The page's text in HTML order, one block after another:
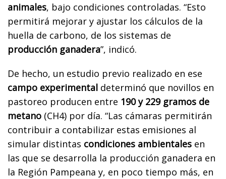
animales, bajo condiciones controladas. “Esto
permitirá mejorar y ajustar los cálculos de la
huella de carbono, de los sistemas de
producción ganadera”, indicó.
De hecho, un estudio previo realizado en ese
campo experimental determinó que novillos en
pastoreo producen entre 190 y 229 gramos de
metano (CH4) por día. “Las cámaras permitirán
contribuir a contabilizar estas emisiones al
simular distintas condiciones ambientales en
las que se desarrolla la producción ganadera en
la Región Pampeana y, en poco tiempo más, en